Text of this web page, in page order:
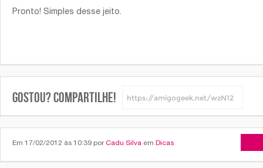
Pronto! Simples desse jeito.
Gostou? Compartilhe!
Em 17/02/2012 às 10:39 por Cadu Silva em Dicas